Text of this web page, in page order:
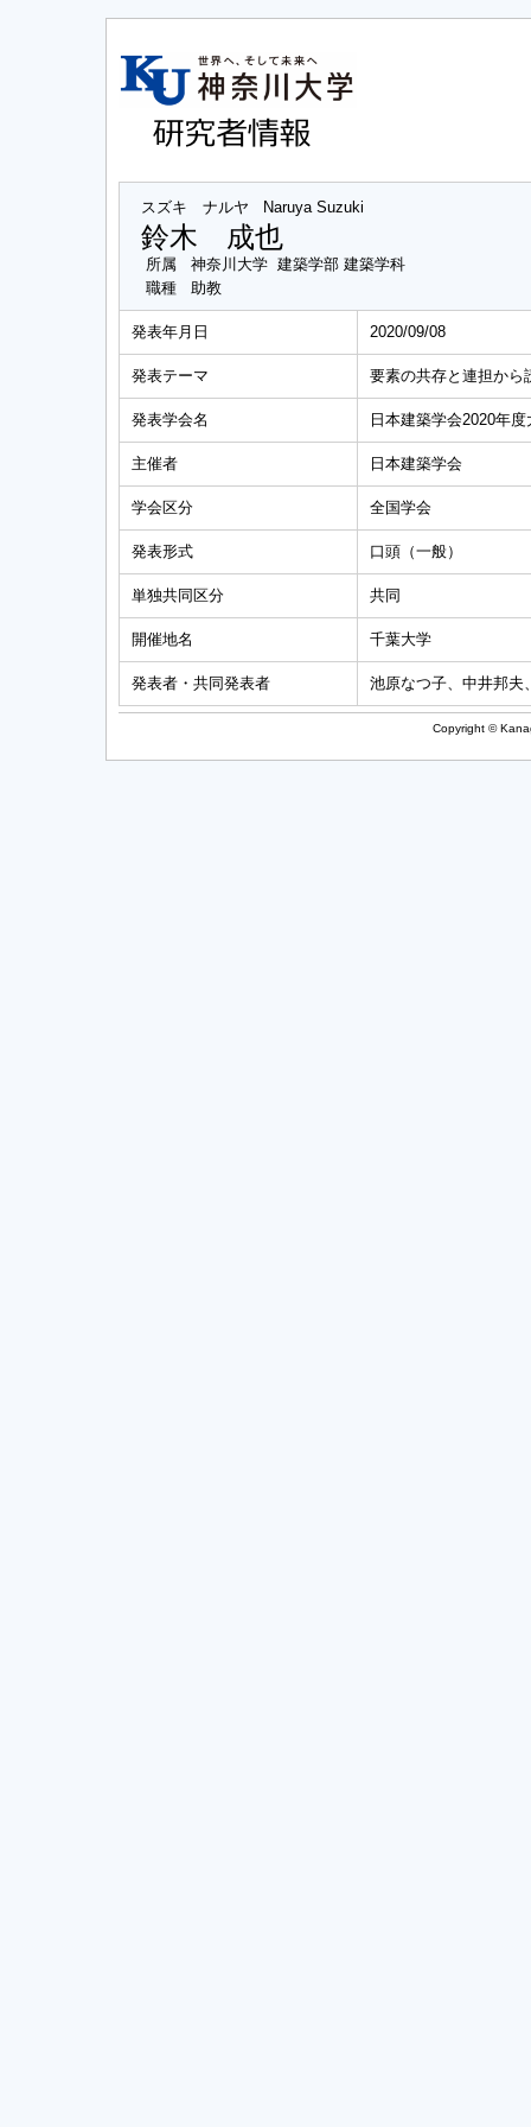
スズキ ナルヤ Naruya Suzuki
鈴木 成也
所属
神奈川大学 建築学部 建築学科
職種
助教
発表年月日 2020/09/08
発表テーマ 要素の共存と連担か
発表学会名 日本建築学会2020年
主催者 日本建築学会
学会区分 全国学会
発表形式 口頭（一般）
単独共同区分 共同
開催地名 千葉大学
発表者・共同発表者 池原なつ子、中井邦夫
Copyright ©